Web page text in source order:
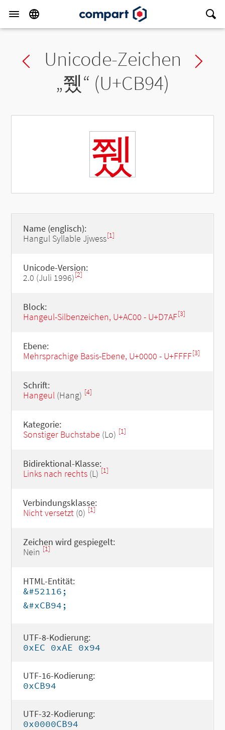
Previous char
Unicode-Zeichen
„쮔“ (U+CB94)
쮔
Name (englisch):
Hangul Syllable Jjwess[1]
Unicode-Version:
2.0 (Juli 1996)[2]
Block:
Hangeul-Silbenzeichen, U+AC00 - U+D7AF[3]
Ebene:
Mehrsprachige Basis-Ebene, U+0000 - U+FFFF[3]
Schrift:
Hangeul(Hang) [4]
Kategorie:
Sonstiger Buchstabe (Lo) [1]
Bidirektional-Klasse:
Links nach rechts(L) [1]
Verbindungsklasse:
Nicht versetzt(0) [1]
Zeichen wird gespiegelt:
Nein [1]
HTML-Entität:
&#52116;
&#xCB94;
UTF-8-Kodierung:
0xEC 0xAE 0x94
UTF-16-Kodierung:
0xCB94
UTF-32-Kodierung:
0x0000CB94